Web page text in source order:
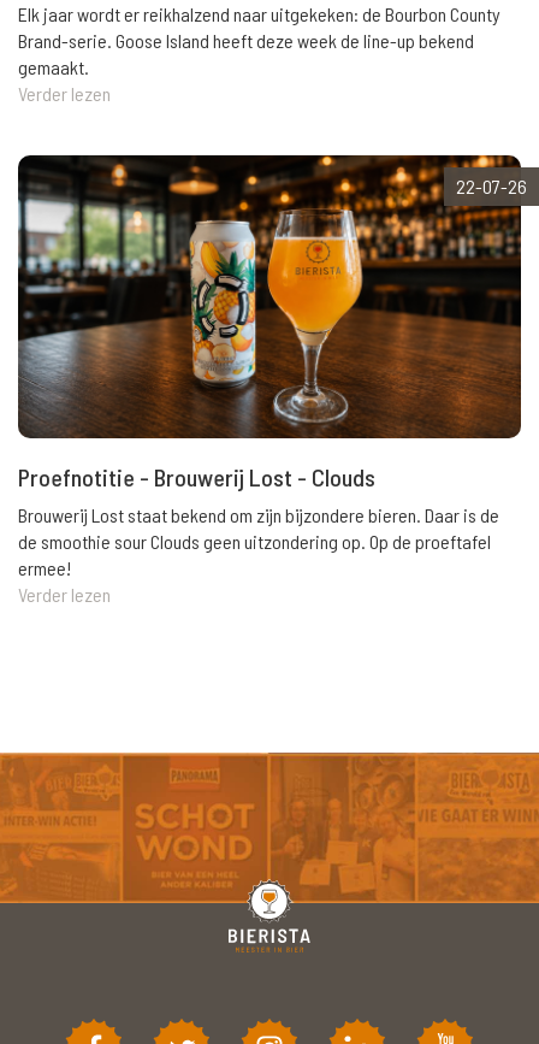
Elk jaar wordt er reikhalzend naar uitgekeken: de Bourbon County
Brand-serie. Goose Island heeft deze week de line-up bekend
gemaakt.
Verder lezen
22-07-26
Proefnotitie - Brouwerij Lost - Clouds
Brouwerij Lost staat bekend om zijn bijzondere bieren. Daar is de
de smoothie sour Clouds geen uitzondering op. Op de proeftafel
ermee!
Verder lezen